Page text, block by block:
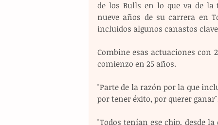
de los Bulls en lo que va de la
nueve años de su carrera en
incluidos algunos canastos
Combine esas actuaciones con
comienzo en 25 años.
"Parte de la razón por la que
por tener éxito, por querer
"Todos tenían ese chip, desde